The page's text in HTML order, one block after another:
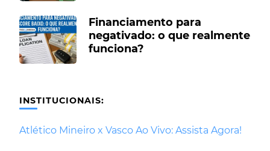
Financiamento para
negativado: o que realmente
funciona?
INSTITUCIONAIS:
Atlético Mineiro x Vasco Ao Vivo: Assista Agora!